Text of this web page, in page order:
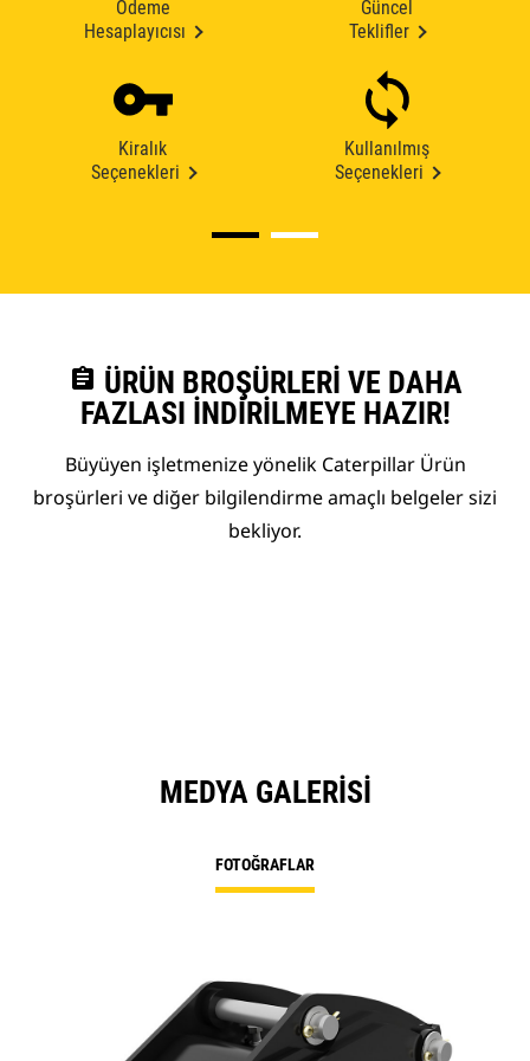
Ödeme
Hesaplayıcısı
Güncel
Teklifler
Kiralık
Seçenekleri
Kullanılmış
Seçenekleri
assignment ÜRÜN BROŞÜRLERI VE DAHA
FAZLASI İNDIRILMEYE HAZIR!
Büyüyen işletmenize yönelik Caterpillar Ürün
broşürleri ve diğer bilgilendirme amaçlı belgeler sizi
bekliyor.
MEDYA GALERISI
FOTOĞRAFLAR